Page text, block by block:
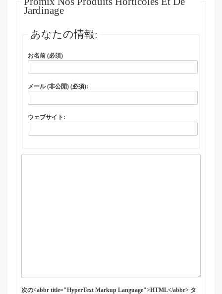
Jardinage
あなたの情報:
お名前 (必須)
メール (非公開) (必須):
ウェブサイト:
次の<abbr title="HyperText Markup Language">HTML</abbr> タ